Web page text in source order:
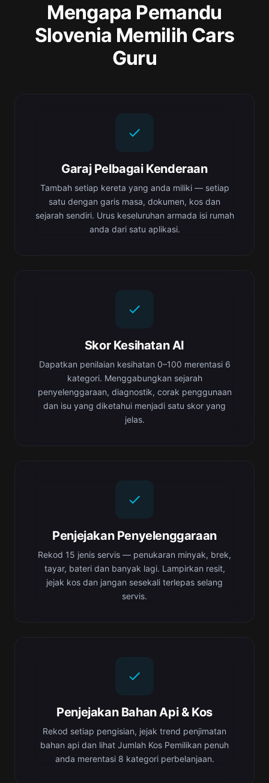
Mengapa Pemandu
Slovenia Memilih Cars
Guru
Garaj Pelbagai Kenderaan
Tambah setiap kereta yang anda miliki — setiap
satu dengan garis masa, dokumen, kos dan
sejarah sendiri. Urus keseluruhan armada isi rumah
anda dari satu aplikasi.
Skor Kesihatan AI
Dapatkan penilaian kesihatan 0–100 merentasi 6
kategori. Menggabungkan sejarah
penyelenggaraan, diagnostik, corak penggunaan
dan isu yang diketahui menjadi satu skor yang
jelas.
Penjejakan Penyelenggaraan
Rekod 15 jenis servis — penukaran minyak, brek,
tayar, bateri dan banyak lagi. Lampirkan resit,
jejak kos dan jangan sesekali terlepas selang
servis.
Penjejakan Bahan Api & Kos
Rekod setiap pengisian, jejak trend penjimatan
bahan api dan lihat Jumlah Kos Pemilikan penuh
anda merentasi 8 kategori perbelanjaan.